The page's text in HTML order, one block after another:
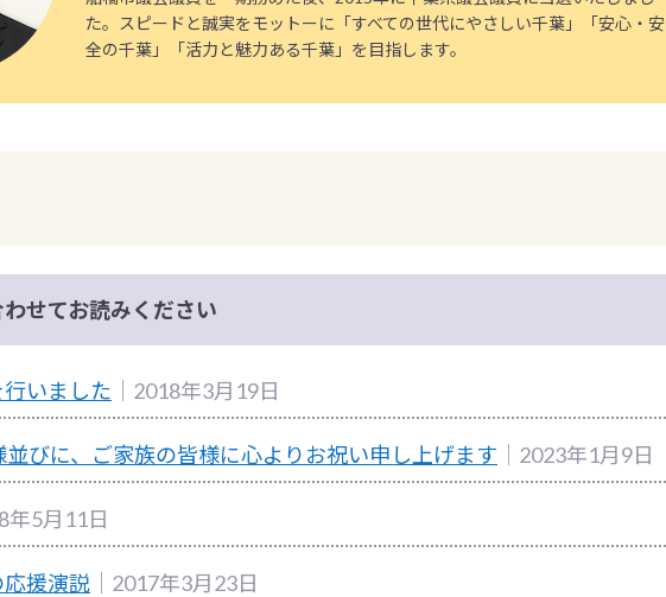
た。スピードと誠実をモットーに「すべての世代にやさしい千葉」「安心・安
全の千葉」「活力と魅力ある千葉」を目指します。
せてお読みください
いました ｜2018年3月19日
びに、ご家族の皆様に心よりお祝い申し上げます ｜2023年1月9日
年5月11日
援演説 ｜2017年3月23日